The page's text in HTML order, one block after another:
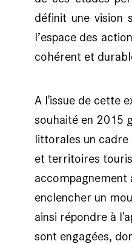
définit une vision
l’espace des
cohérent et
A l'issue de cette
souhaité en 2015
littorales un cadre
et territoires
enclencher un
ainsi répondre à
sont engagées,